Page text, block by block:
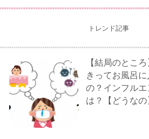
トレンド記事
【結局のとこ
きってお風呂
の？インフル
は？【どうなの